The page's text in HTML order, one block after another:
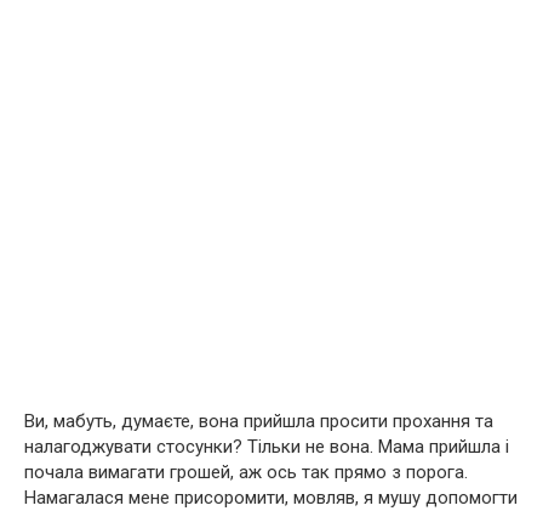
Ви, мабуть, думаєте, вона прийшла просити прохання та
налагоджувати стосунки? Тільки не вона. Мама прийшла і
почала вимагати грошей, аж ось так прямо з порога.
Намагалася мене присоромити, мовляв, я мушу допомогти